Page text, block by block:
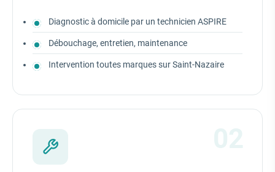
Diagnostic à domicile par un technicien ASPIRE
Débouchage, entretien, maintenance
Intervention toutes marques sur Saint-Nazaire